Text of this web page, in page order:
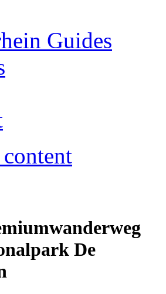
Guides
font size
font size
size
De